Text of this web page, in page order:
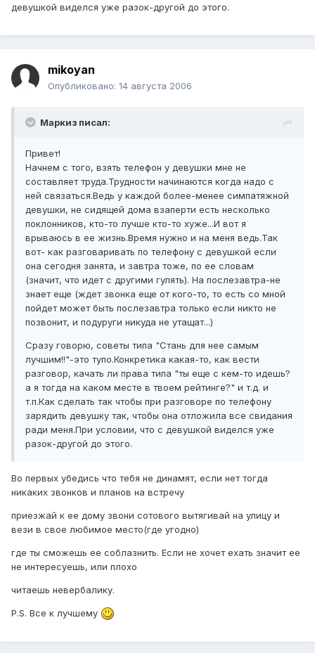
девушкой виделся уже разок-другой до этого.
mikoyan
Опубликовано: 14 августа 2006
Маркиз писал:
Привет!
Начнем с того, взять телефон у девушки мне не
составляет труда.Трудности начинаются когда надо с
ней связаться.Ведь у каждой более-менее симпатяжной
девушки, не сидящей дома взаперти есть несколько
поклонников, кто-то лучше кто-то хуже...И вот я
врываюсь в ее жизнь.Время нужно и на меня ведь.Так
вот- как разговаривать по телефону с девушкой если
она сегодня занята, и завтра тоже, по ее словам
(значит, что идет с другими гулять). На послезавтра-не
знает еще (ждет звонка еще от кого-то, то есть со мной
пойдет может быть послезавтра только если никто не
позвонит, и подуруги никуда не утащат...)
Сразу говорю, советы типа "Стань для нее самым
лучшим!!"-это тупо.Конкретика какая-то, как вести
разговор, качать ли права типа "ты еще с кем-то идешь?
а я тогда на каком месте в твоем рейтинге?" и т.д. и
т.п.Как сделать так чтобы при разговоре по телефону
зарядить девушку так, чтобы она отложила все свидания
ради меня.При условии, что с девушкой виделся уже
разок-другой до этого.
Во первых убедись что тебя не динамят, если нет тогда
никаких звонков и планов на встречу
приезжай к ее дому звони сотового вытягивай на улицу и
вези в свое любимое место(где угодно)
где ты сможешь ее соблазнить. Если не хочет ехать значит ее
не интересуешь, или плохо
читаешь невербалику.
P.S. Все к лучшему